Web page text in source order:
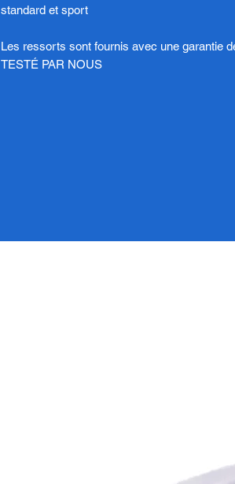
standard et sport
Les ressorts sont fournis avec une garantie
TESTÉ PAR NOUS